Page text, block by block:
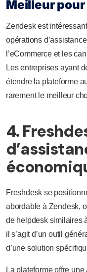
Meilleur pour
Zendesk est
opérations
l’eCommerce et les
Les entreprises ayant
étendre la plateforme
rarement le meilleur
4.
Freshdesk se
abordable à Zendesk,
de helpdesk similaires
il s’agit d’un outil
d’une solution
La plateforme offre